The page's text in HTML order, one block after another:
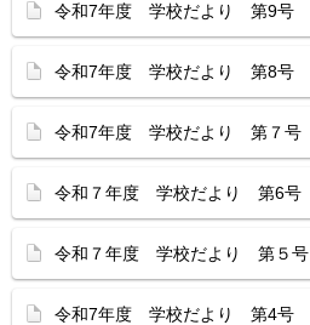
令和7年度 学校だより 第9号
令和7年度 学校だより 第8号
令和7年度 学校だより 第７号
令和７年度 学校だより 第6号
令和７年度 学校だより 第５号
令和7年度 学校だより 第4号